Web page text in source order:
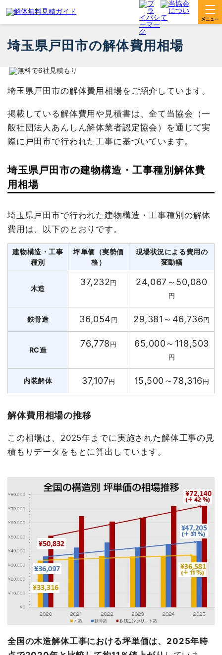
埼玉県戸田市の解体費用相場
埼玉県戸田市の解体費用相場をご紹介しています。
掲載している解体費用や見積書は、全て当協会（一
般社団法人あんしん解体業者認定協会）を通じて実
際に戸田市で行われた工事に基づいています。
埼玉県戸田市の建物構造・工事種別解体費
用相場
埼玉県戸田市で行われた建物構造・工事種別の解体
費用は、以下のとおりです。
建物構造・工事
種別
坪単価（実勢価
格）
現場状況による費用の
変動幅
木造
37,232円 24,067～50,080
円
鉄骨造 36,054円 29,381～46,736円
RC造
76,778円 65,000～118,503
円
内装解体 37,107円 15,500～78,316円
解体費用相場の推移
この相場は、2025年までに実施された解体工事の見
積もりデータをもとに算出しています。
全国の木造解体工事における坪単価は、2025年時